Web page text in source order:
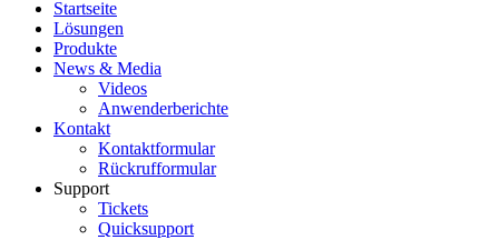
Startseite
Lösungen
Produkte
News & Media
Videos
Anwenderberichte
Kontakt
Kontaktformular
Rückrufformular
Support
Tickets
Quicksupport